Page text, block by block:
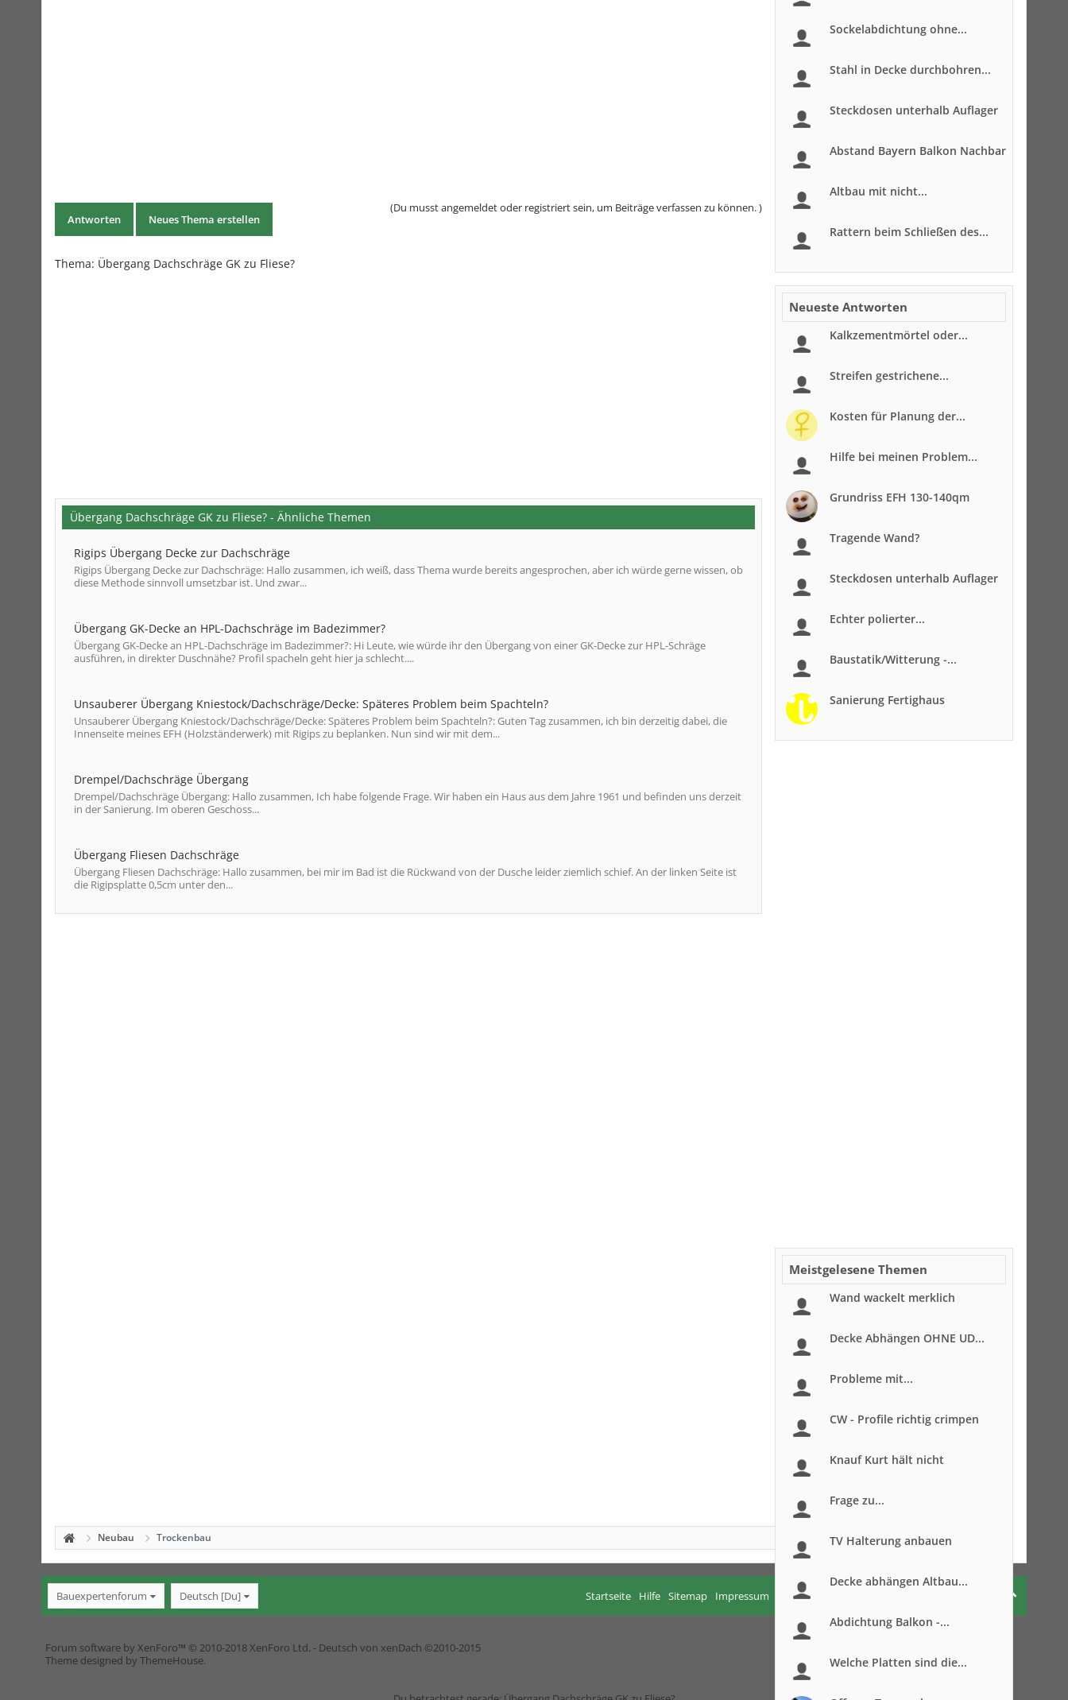
Antworten Neues Thema erstellen
(Du musst angemeldet oder registriert sein, um Beiträge verfassen zu können. )
Thema: Übergang Dachschräge GK zu Fliese?
Übergang Dachschräge GK zu Fliese? - Ähnliche Themen
Rigips Übergang Decke zur Dachschräge
Rigips Übergang Decke zur Dachschräge: Hallo zusammen, ich weiß, dass Thema wurde bereits angesprochen, aber ich würde gerne wissen, ob
diese Methode sinnvoll umsetzbar ist. Und zwar...
Übergang GK-Decke an HPL-Dachschräge im Badezimmer?
Übergang GK-Decke an HPL-Dachschräge im Badezimmer?: Hi Leute, wie würde ihr den Übergang von einer GK-Decke zur HPL-Schräge
ausführen, in direkter Duschnähe? Profil spacheln geht hier ja schlecht....
Unsauberer Übergang Kniestock/Dachschräge/Decke: Späteres Problem beim Spachteln?
Unsauberer Übergang Kniestock/Dachschräge/Decke: Späteres Problem beim Spachteln?: Guten Tag zusammen, ich bin derzeitig dabei, die
Innenseite meines EFH (Holzständerwerk) mit Rigips zu beplanken. Nun sind wir mit dem...
Drempel/Dachschräge Übergang
Drempel/Dachschräge Übergang: Hallo zusammen, Ich habe folgende Frage. Wir haben ein Haus aus dem Jahre 1961 und befinden uns derzeit
in der Sanierung. Im oberen Geschoss...
Übergang Fliesen Dachschräge
Übergang Fliesen Dachschräge: Hallo zusammen, bei mir im Bad ist die Rückwand von der Dusche leider ziemlich schief. An der linken Seite ist
die Rigipsplatte 0,5cm unter den...
Sockelabdichtung ohne...
Stahl in Decke durchbohren...
Steckdosen unterhalb Auflager
Abstand Bayern Balkon Nachbar
Altbau mit nicht...
Rattern beim Schließen des...
Neueste Antworten
Kalkzementmörtel oder...
Streifen gestrichene...
Kosten für Planung der...
Hilfe bei meinen Problem...
Grundriss EFH 130-140qm
Tragende Wand?
Steckdosen unterhalb Auflager
Echter polierter...
Baustatik/Witterung -...
Sanierung Fertighaus
Meistgelesene Themen
Wand wackelt merklich
Decke Abhängen OHNE UD...
Probleme mit...
CW - Profile richtig crimpen
Knauf Kurt hält nicht
Frage zu...
TV Halterung anbauen
Decke abhängen Altbau...
Abdichtung Balkon -...
Welche Platten sind die...
Neubau Trockenbau
Bauexpertenforum Deutsch [Du] Startseite Hilfe Sitemap Impressum Nutzungsbedingungen
Forum software by XenForo™ © 2010-2018 XenForo Ltd. - Deutsch von xenDach ©2010-2015
Theme designed by ThemeHouse.